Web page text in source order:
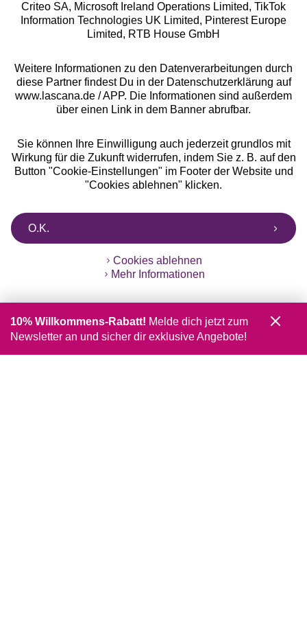
Alle Preise inkl. MwSt., zzgl.
Versandkosten
** Bonität vorausgesetzt, berechtigt zur Bonitätsprüfung
Criteo SA, Microsoft Ireland Operations Limited, TikTok
Information Technologies UK Limited, Pinterest Europe
Limited, RTB House GmbH
Weitere Informationen zu den Datenverarbeitungen durch
diese Partner findest Du in der Datenschutzerklärung auf
www.lascana.de / APP. Die Informationen sind außerdem
über einen Link in dem Banner abrufbar.
Sie können Ihre Einwilligung auch jederzeit grundlos mit
Wirkung für die Zukunft widerrufen, indem Sie z. B. auf den
Button "Cookie-Einstellungen" im Footer der Website und
"Cookies ablehnen" klicken.
O.K.
Cookies ablehnen
Mehr Informationen
10% Willkommens-Rabatt! Melde dich jetzt zum
Newsletter an und sicher dir exklusive Angebote!